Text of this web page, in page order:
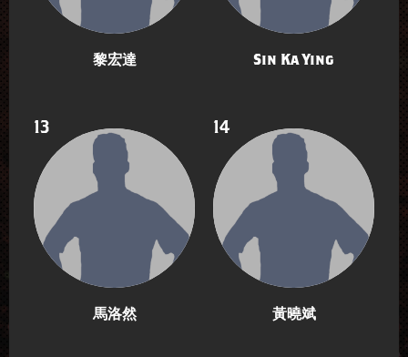
黎宏達 Sin Ka Ying
13
馬洛然
14
黃曉斌